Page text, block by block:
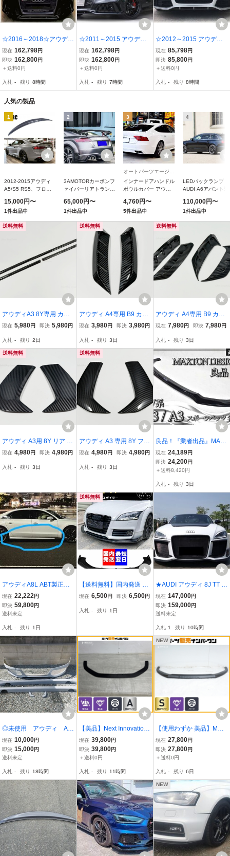
☆2016～2018☆アウディ
後期A6用☆RS6Lookウレ
タン製フロントバンパー
＆RSグリル＆リアバンパ
6・新品 エアロ
現在 162,798円
即決 162,800円
＋送料0円
入札 - 残り 8時間
☆2011～2015 アウディ
前期A7用☆RS7Lookウレ
タン製フロントバンパー
＆RSグリル＆リアバンパ
A7S7RS7・新品 エアロ
現在 162,798円
即決 162,800円
＋送料0円
入札 - 残り 7時間
☆2012～2015 アウディ
A5/S5用☆RS5Lookウレ
タン製フロントバンパー
＆RSグリル＆リップスポ
新品 エアロ
現在 85,798円
即決 85,800円
＋送料0円
入札 - 残り 8時間
人気の製品
1
2012-2015アウディ
A5/S5 RS5、フロン
簡易取り付け防水のた
めの高品質ABS車の
バンパー保護
15,000円〜
1件出品中
2
3AMOTORカーボンフ
ァイバーリアトランク
2015-2021メルセデ
スW205 Cクラスセダ
ンに適しています
65,000円〜
1件出品中
3
オートパーツエージェンシー
インナードアハンドル
ボウルカバー アウデ
4GC 2011年05月〜
2018年09月 ブラック
カーボン 入数：1セッ
ト (4個) AP-IT588
4,760円〜
5件出品中
4
LEDバックランプ
AUDI A6アバント対
110,000円〜
1件出品中
送料無料
アウディA3 8Y専用 カー
ボン フロントバンパー用
ン形状 外装パーツ ドレス
アップ用モール カスタム
現在 5,980円 即決 5,980円
入札 - 残り 2日
送料無料
アウディ A4専用 B9 カー
ボン ヘッドライト ダクト
フロント サイドトリム S
4 RS4風 A4アバント
現在 3,980円 即決 3,980円
入札 - 残り 3日
送料無料
アウディ A4専用 B9 カー
ボン ヘッドライト・テー
パネルカバー 外装パーツ
フロント ・リアトリム S
4 RS4風
現在 7,980円 即決 7,980円
入札 - 残り 3日
送料無料
アウディ A3用 8Y リア ダ
クト パネル カバー カー
トリム サイド
現在 4,980円 即決 4,980円
入札 - 残り 3日
送料無料
アウディ A3 専用 8Y フロ
ント ダクト パネル カバ
ト AUDI トリム サイド
現在 4,980円 即決 4,980円
入札 - 残り 3日
良品！『業者出品』MAX
TON DESIGN マクストン
デザイン Audi アウディ 8
V系 S3 / A3 スポーツバッ
スポイラー 即納
現在 24,189円
即決 24,200円
＋送料8,420円
入札 - 残り 3日
アウディA8L ABT製正規
サイドエアロ/サイドスポ
イラー/ハーフエアロ/ロン
グ用/LS9Rグレイシアホ
エフェクト前期後期
現在 22,222円
即決 59,800円
送料未定
入札 - 残り 1日
送料無料
【送料無料】国内発送 新
品 アウディ TT 8J フロン
パー アンダー スポイラー
現在 6,500円 即決 6,500円
入札 - 残り 1日
★AUDI アウディ 8J TT T
TS TT-RS用 ブラック・セ
イルズ フロントバンパー
セット/ハーフカーボン/F
SAILS/
現在 147,000円
即決 159,000円
送料未定
入札 1 残り 10時間
◎未使用 アウディ A4
B8 CARACTERE カラ
クテール フロントスポ
イラー サイドスポイラ
現在 10,000円
即決 15,000円
送料未定
入札 - 残り 18時間
【美品】Next Innovation
ネクスト イノベーション
フロントリップ アウディ
8Y RS3 セダン スポーツ
積もり商品
現在 39,800円
即決 39,800円
＋送料0円
入札 - 残り 11時間
NEW
【使用わずか 美品】MAX
TON DESIGN フロントス
プリッター アウディ 8V S
3/A3 Sライン セダン用 品
途見積り商品
現在 27,800円
即決 27,800円
＋送料0円
入札 - 残り 6日
NEW